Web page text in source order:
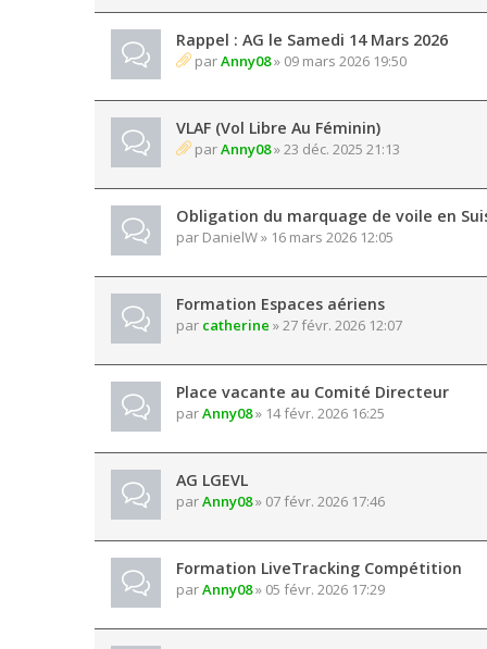
Rappel : AG le Samedi 14 Mars 2026
parAnny08» 09 mars 2026 19:50
VLAF (Vol Libre Au Féminin)
parAnny08» 23 déc. 2025 21:13
Obligation du marquage de voile en
par DanielW» 16 mars 2026 12:05
Formation Espaces aériens
par catherine » 27 févr. 2026 12:07
Place vacante au Comité Directeur
parAnny08» 14 févr. 2026 16:25
AG LGEVL
parAnny08» 07 févr. 2026 17:46
Formation LiveTracking Compétition
parAnny08» 05 févr. 2026 17:29